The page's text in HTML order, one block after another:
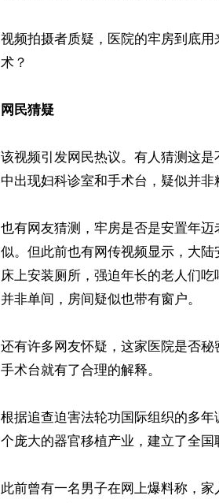
视频拍摄者质疑，医院的牢房到底
术？
网民猜疑
该视频引发网民热议。有人猜测这
中出现妇科诊室和手术台，疑似并非
也有网友猜测，牢房是否是安置年
似。但此前也有网传视频显示，大
床上安装厕所，强迫年长的老人们
并非单间，房间疑似也带有窗户。
还有许多网友怀疑，这家医院是否
手术台就有了合理的解释。
根据追查迫害法轮功国际组织的多
个庞大的器官移植产业，建立了全国
此前曾有一名男子在网上爆料称，